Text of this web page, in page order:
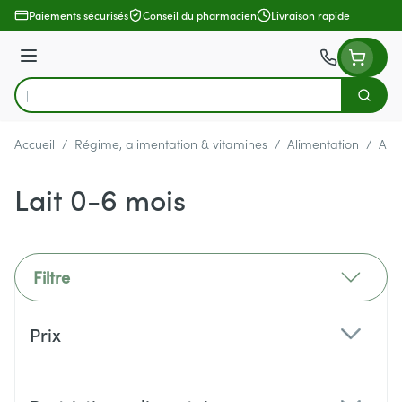
Aller au contenu
Paiements sécurisés Conseil du pharmacien Livraison rapide
Menu
Rechercher
Accueil / Régime, alimentation & vitamines / Alimentation /
Lait 0-6 mois
Filtre
Prix